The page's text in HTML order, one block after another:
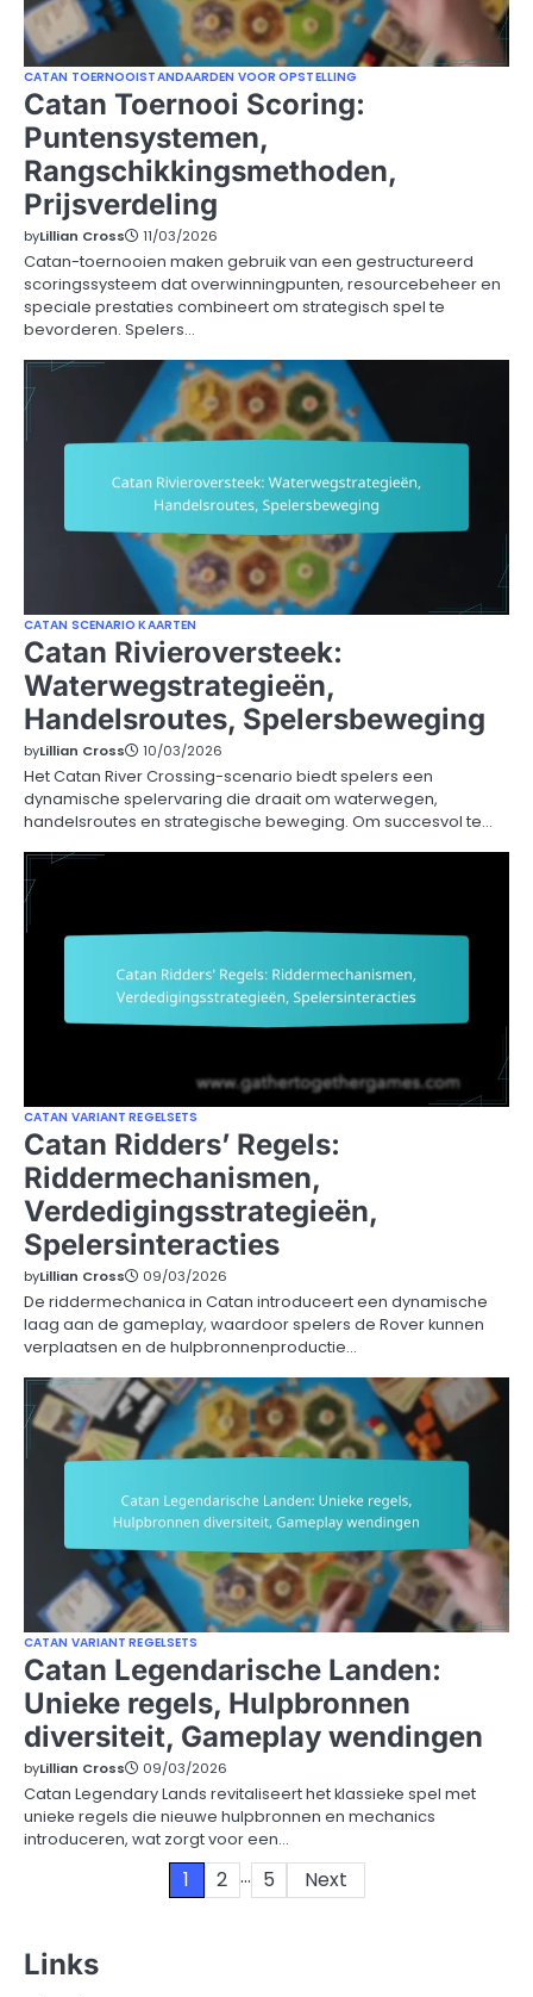
CATAN TOERNOOISTANDAARDEN VOOR OPSTELLING
Catan Toernooi Scoring:
Puntensystemen,
Rangschikkingsmethoden,
Prijsverdeling
byLillian Cross 11/03/2026
Catan-toernooien maken gebruik van een gestructureerd
scoringssysteem dat overwinningpunten, resourcebeheer en
speciale prestaties combineert om strategisch spel te
bevorderen. Spelers…
CATAN SCENARIO KAARTEN
Catan Rivieroversteek:
Waterwegstrategieën,
Handelsroutes, Spelersbeweging
byLillian Cross 10/03/2026
Het Catan River Crossing-scenario biedt spelers een
dynamische spelervaring die draait om waterwegen,
handelsroutes en strategische beweging. Om succesvol te…
CATAN VARIANT REGELSETS
Catan Ridders’ Regels:
Riddermechanismen,
Verdedigingsstrategieën,
Spelersinteracties
byLillian Cross 09/03/2026
De riddermechanica in Catan introduceert een dynamische
laag aan de gameplay, waardoor spelers de Rover kunnen
verplaatsen en de hulpbronnenproductie…
CATAN VARIANT REGELSETS
Catan Legendarische Landen:
Unieke regels, Hulpbronnen
diversiteit, Gameplay wendingen
byLillian Cross 09/03/2026
Catan Legendary Lands revitaliseert het klassieke spel met
unieke regels die nieuwe hulpbronnen en mechanics
introduceren, wat zorgt voor een…
1 2 … 5 Next
Links